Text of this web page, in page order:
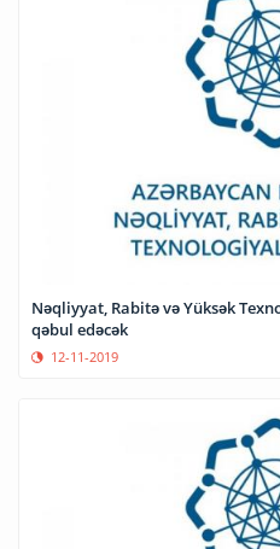
Nəqliyyat, Rabitə və Yüksək
qəbul edəcək
12-11-2019